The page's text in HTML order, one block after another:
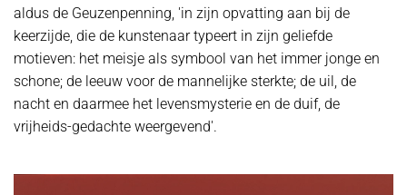
aldus de Geuzenpenning, 'in zijn opvatting aan bij de
keerzijde, die de kunstenaar typeert in zijn geliefde
motieven: het meisje als symbool van het immer jonge en
schone; de leeuw voor de mannelijke sterkte; de uil, de
nacht en daarmee het levensmysterie en de duif, de
vrijheids-gedachte weergevend'.